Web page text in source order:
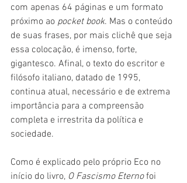
com apenas 64 páginas e um formato
próximo ao pocket book. Mas o conteúdo
de suas frases, por mais clichê que seja
essa colocação, é imenso, forte,
gigantesco. Afinal, o texto do escritor e
filósofo italiano, datado de 1995,
continua atual, necessário e de extrema
importância para a compreensão
completa e irrestrita da política e
sociedade.
Como é explicado pelo próprio Eco no
início do livro, O Fascismo Eterno foi